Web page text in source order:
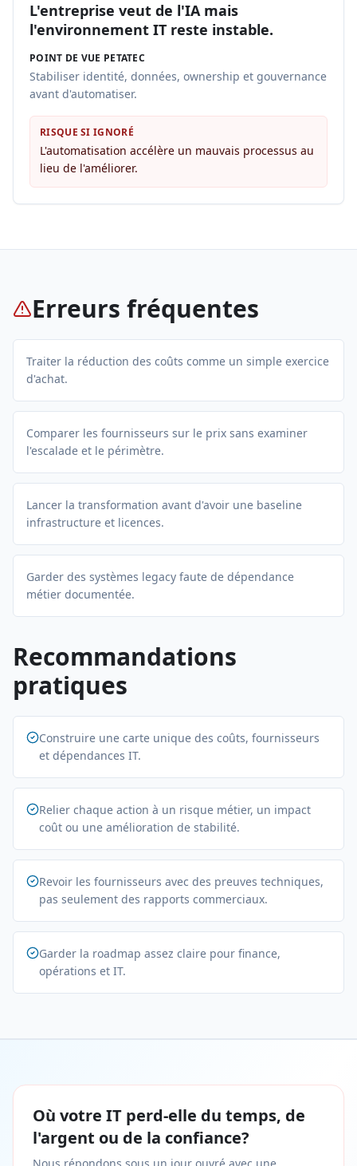
L'entreprise veut de l'IA mais
l'environnement IT reste instable.
POINT DE VUE PETATEC
Stabiliser identité, données, ownership et gouvernance
avant d'automatiser.
RISQUE SI IGNORÉ
L'automatisation accélère un mauvais processus au
lieu de l'améliorer.
Erreurs fréquentes
Traiter la réduction des coûts comme un simple exercice
d'achat.
Comparer les fournisseurs sur le prix sans examiner
l'escalade et le périmètre.
Lancer la transformation avant d'avoir une baseline
infrastructure et licences.
Garder des systèmes legacy faute de dépendance
métier documentée.
Recommandations
pratiques
Construire une carte unique des coûts, fournisseurs
et dépendances IT.
Relier chaque action à un risque métier, un impact
coût ou une amélioration de stabilité.
Revoir les fournisseurs avec des preuves techniques,
pas seulement des rapports commerciaux.
Garder la roadmap assez claire pour finance,
opérations et IT.
Où votre IT perd-elle du temps, de
l'argent ou de la confiance?